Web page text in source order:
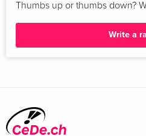
Story III:
Jahne ist fasziniert von den
Thumbs up or thumbs down?
Write a